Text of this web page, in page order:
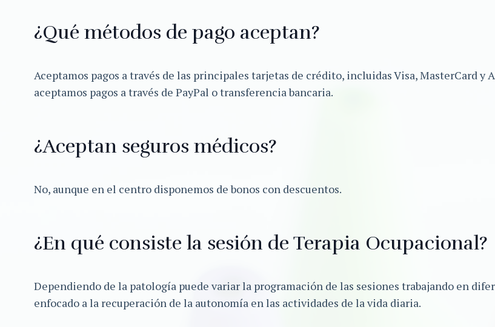
¿Qué métodos de pago aceptan?
Aceptamos pagos a través de las principales tarjetas de crédito, incluidas Visa, MasterCard y
aceptamos pagos a través de PayPal o transferencia bancaria.
¿Aceptan seguros médicos?
No, aunque en el centro disponemos de bonos con descuentos.
¿En qué consiste la sesión de Terapia Ocupacional?
Dependiendo de la patología puede variar la programación de las sesiones trabajando en
enfocado a la recuperación de la autonomía en las actividades de la vida diaria.